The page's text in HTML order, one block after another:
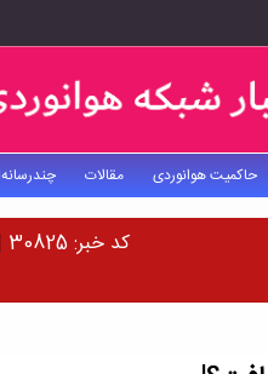
حاکمیت هوانوردی مقالات
کد خبر: 30825